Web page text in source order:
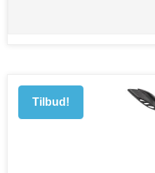
Tilbud!